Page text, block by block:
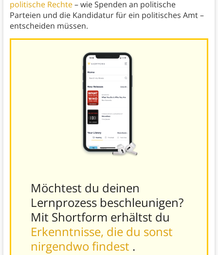
politische Rechte– wie Spenden an politische
Parteien und die Kandidatur für ein politisches Amt –
entscheiden müssen.
Möchtest du deinen
Lernprozess beschleunigen?
Mit Shortform erhältst du
Erkenntnisse, die du sonst
nirgendwo findest .